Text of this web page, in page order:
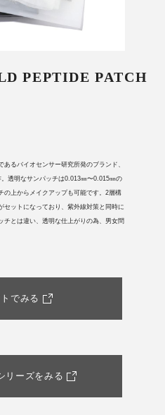
PEPTIDE PATCH
るバイオセンサー研究所発のブランド、
透明なサンパッチは0.013㎜〜0.015㎜の
の上からメイクアップも可能です。2層構
セットになっており、紫外線対策と同時に
チとは違い、透明な仕上がりの為、男女問
でみる
リーズをみる